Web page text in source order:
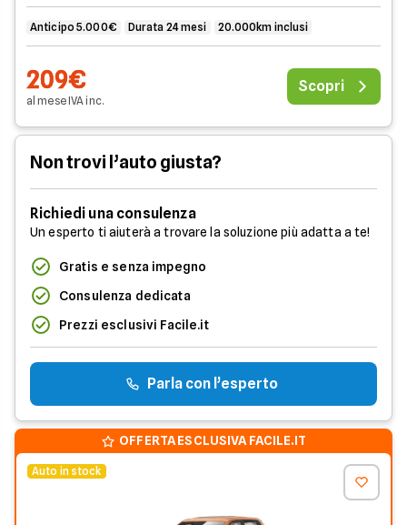
Anticipo 5.000€ Durata 24 mesi 20.000km inclusi
209€
al meseIVAinc.
Scopri
Non trovi l’auto giusta?
Richiedi una consulenza
Un esperto ti aiuterà a trovare la soluzione più adatta a te!
Gratis e senza impegno
Consulenza dedicata
Prezzi esclusivi Facile.it
Parla con l’esperto
OFFERTA ESCLUSIVA FACILE.IT
Auto in stock